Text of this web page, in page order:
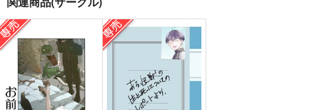
春の寄る辺
夏日
550円（税込）
鳴海弦×保科宗四郎
当たって砕けりゃいい
愛逢月
1,572円（税込）
保科宗四郎×鳴海弦